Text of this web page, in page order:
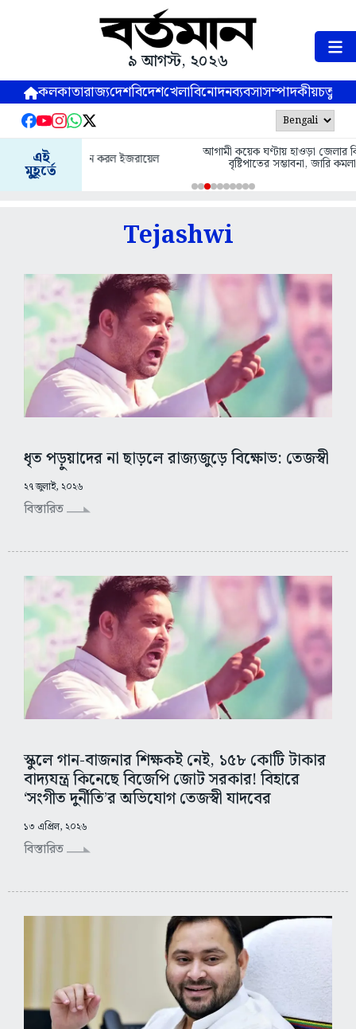
৯ আগস্ট, ২০২৬
কলকাতারাজ্যদেশবিদেশখেলাবিনোদনব্যবসাসম্পাদকীয়
এই
মুহূর্তে
আগামী কয়েক ঘণ্টায় হাওড়া জেলার কিছু অংশে ভারী
বৃষ্টিপাতের সম্ভাবনা, জারি কমলা সতর্কতা
Tejashwi
ধৃত পড়ুয়াদের না ছাড়লে রাজ্যজুড়ে বিক্ষোভ: তেজস্বী
২৭ জুলাই, ২০২৬
বিস্তারিত
স্কুলে গান-বাজনার শিক্ষকই নেই, ১৫৮ কোটি টাকার
বাদ্যযন্ত্র কিনেছে বিজেপি জোট সরকার! বিহারে
‘সংগীত দুর্নীতি’র অভিযোগ তেজস্বী যাদবের
১৩ এপ্রিল, ২০২৬
বিস্তারিত